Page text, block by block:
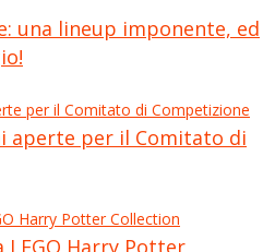
una lineup imponente, ed
aperte per il Comitato di
LEGO Harry Potter